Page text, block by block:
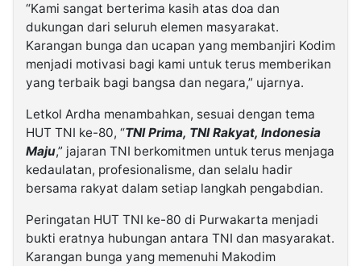
“Kami sangat berterima kasih atas doa dan
dukungan dari seluruh elemen masyarakat.
Karangan bunga dan ucapan yang membanjiri Kodim
menjadi motivasi bagi kami untuk terus memberikan
yang terbaik bagi bangsa dan negara,” ujarnya.
Letkol Ardha menambahkan, sesuai dengan tema
HUT TNI ke-80, “TNI Prima, TNI Rakyat, Indonesia
Maju,” jajaran TNI berkomitmen untuk terus menjaga
kedaulatan, profesionalisme, dan selalu hadir
bersama rakyat dalam setiap langkah pengabdian.
Peringatan HUT TNI ke-80 di Purwakarta menjadi
bukti eratnya hubungan antara TNI dan masyarakat.
Karangan bunga yang memenuhi Makodim